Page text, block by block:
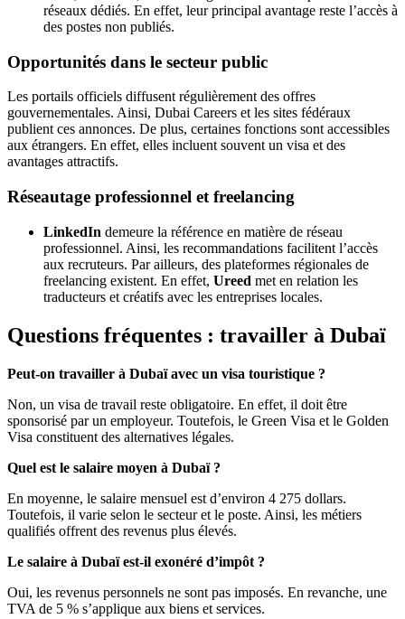
réseaux dédiés. En effet, leur principal avantage reste l’accès à
des postes non publiés.
Opportunités dans le secteur public
Les portails officiels diffusent régulièrement des offres
gouvernementales. Ainsi, Dubai Careers et les sites fédéraux
publient ces annonces. De plus, certaines fonctions sont accessibles
aux étrangers. En effet, elles incluent souvent un visa et des
avantages attractifs.
Réseautage professionnel et freelancing
LinkedIn demeure la référence en matière de réseau
professionnel. Ainsi, les recommandations facilitent l’accès
aux recruteurs. Par ailleurs, des plateformes régionales de
freelancing existent. En effet, Ureed met en relation les
traducteurs et créatifs avec les entreprises locales.
Questions fréquentes : travailler à Dubaï
Peut-on travailler à Dubaï avec un visa touristique ?
Non, un visa de travail reste obligatoire. En effet, il doit être
sponsorisé par un employeur. Toutefois, le Green Visa et le Golden
Visa constituent des alternatives légales.
Quel est le salaire moyen à Dubaï ?
En moyenne, le salaire mensuel est d’environ 4 275 dollars.
Toutefois, il varie selon le secteur et le poste. Ainsi, les métiers
qualifiés offrent des revenus plus élevés.
Le salaire à Dubaï est-il exonéré d’impôt ?
Oui, les revenus personnels ne sont pas imposés. En revanche, une
TVA de 5 % s’applique aux biens et services.